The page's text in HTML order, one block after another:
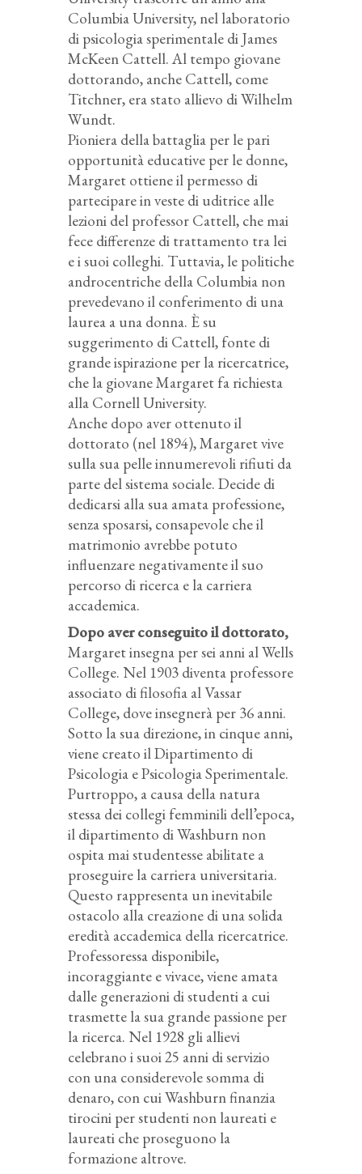
Columbia University, nel laboratorio
di psicologia sperimentale di James
McKeen Cattell. Al tempo giovane
dottorando, anche Cattell, come
Titchner, era stato allievo di Wilhelm
Wundt.
Pioniera della battaglia per le pari
opportunità educative per le donne,
Margaret ottiene il permesso di
partecipare in veste di uditrice alle
lezioni del professor Cattell, che mai
fece differenze di trattamento tra lei
e i suoi colleghi. Tuttavia, le politiche
androcentriche della Columbia non
prevedevano il conferimento di una
laurea a una donna. È su
suggerimento di Cattell, fonte di
grande ispirazione per la ricercatrice,
che la giovane Margaret fa richiesta
alla Cornell University.
Anche dopo aver ottenuto il
dottorato (nel 1894), Margaret vive
sulla sua pelle innumerevoli rifiuti da
parte del sistema sociale. Decide di
dedicarsi alla sua amata professione,
senza sposarsi, consapevole che il
matrimonio avrebbe potuto
influenzare negativamente il suo
percorso di ricerca e la carriera
accademica.
Dopo aver conseguito il dottorato,
Margaret insegna per sei anni al Wells
College. Nel 1903 diventa professore
associato di filosofia al Vassar
College, dove insegnerà per 36 anni.
Sotto la sua direzione, in cinque anni,
viene creato il Dipartimento di
Psicologia e Psicologia Sperimentale.
Purtroppo, a causa della natura
stessa dei collegi femminili dell’epoca,
il dipartimento di Washburn non
ospita mai studentesse abilitate a
proseguire la carriera universitaria.
Questo rappresenta un inevitabile
ostacolo alla creazione di una solida
eredità accademica della ricercatrice.
Professoressa disponibile,
incoraggiante e vivace, viene amata
dalle generazioni di studenti a cui
trasmette la sua grande passione per
la ricerca. Nel 1928 gli allievi
celebrano i suoi 25 anni di servizio
con una considerevole somma di
denaro, con cui Washburn finanzia
tirocini per studenti non laureati e
laureati che proseguono la
formazione altrove.